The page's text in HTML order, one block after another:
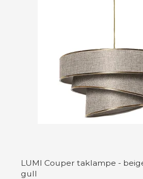
LUMI Couper taklampe -
gull